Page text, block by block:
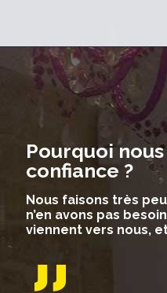
Pourquoi
confiance ?
Nous faisons très
n’en avons pas
viennent vers nous,